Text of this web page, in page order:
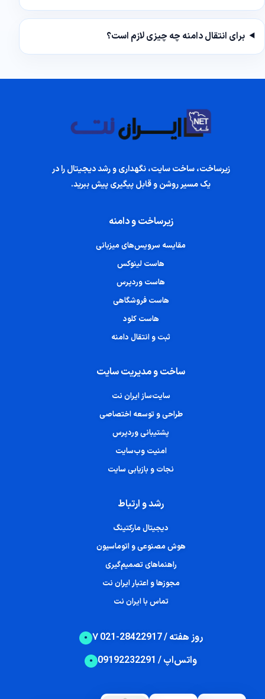
برای انتقال دامنه چه چیزی لازم است؟
زیرساخت، ساخت سایت، نگهداری و رشد دیجیتال را در
یک مسیر روشن و قابل پیگیری پیش ببرید.
زیرساخت و دامنه
مقایسه سرویس‌های میزبانی
هاست لینوکس
هاست وردپرس
هاست فروشگاهی
هاست کلود
ثبت و انتقال دامنه
ساخت و مدیریت سایت
سایت‌ساز ایران نت
طراحی و توسعه اختصاصی
پشتیبانی وردپرس
امنیت وب‌سایت
نجات و بازیابی سایت
رشد و ارتباط
دیجیتال مارکتینگ
هوش مصنوعی و اتوماسیون
راهنماهای تصمیم‌گیری
مجوزها و اعتبار ایران نت
تماس با ایران نت
۷ روز هفته / 28422917-021
واتس‌اپ / 09192232291